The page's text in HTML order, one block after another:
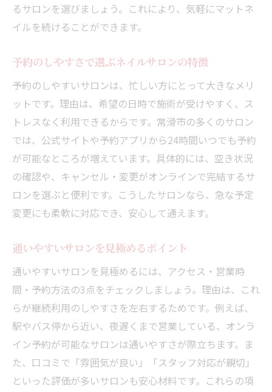
るサロンを選びましょう。これにより、気軽にマットネ
イルを続けることができます。
予約のしやすさで選ぶネイルサロンの特徴
予約のしやすいサロンは、忙しい方にとって大きなメリ
ットです。理由は、希望の日時で施術が受けやすく、ス
トレスなく利用できるからです。常滑市の多くのサロン
では、公式サイトや予約アプリから24時間いつでも予約
が可能なところが増えています。具体的には、空き状況
の確認や、キャンセル・変更がオンラインで完結するサ
ロンを選ぶと便利です。こうしたサロンなら、急な予定
変更にも柔軟に対応でき、安心して通えます。
通いやすいサロンを見極めるポイント
通いやすいサロンを見極めるには、アクセス・営業時
間・予約方法の3点をチェックしましょう。理由は、これ
らが継続利用のしやすさを左右するためです。例えば、
駅やバス停から近い、夜遅くまで営業している、オンラ
イン予約が可能なサロンは通いやすさが際立ちます。ま
た、口コミで「雰囲気が良い」「スタッフ対応が親切」
といった評価が多いサロンも安心材料です。これらの項